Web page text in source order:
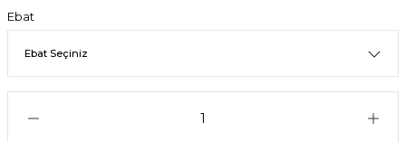
Ebat